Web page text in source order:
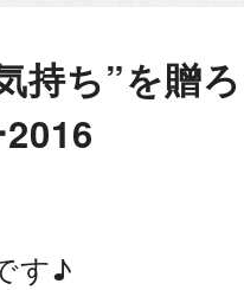
持ち”を贈
す♪